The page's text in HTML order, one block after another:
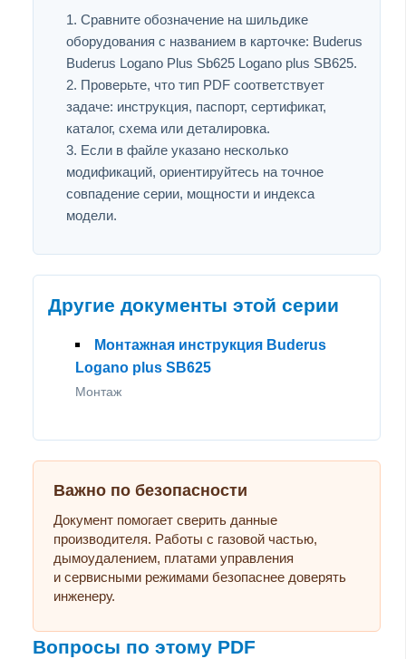
Сравните обозначение на шильдике
оборудования с названием в карточке: Buderus
Buderus Logano Plus Sb625 Logano plus SB625.
Проверьте, что тип PDF соответствует
задаче: инструкция, паспорт, сертификат,
каталог, схема или деталировка.
Если в файле указано несколько
модификаций, ориентируйтесь на точное
совпадение серии, мощности и индекса
модели.
Другие документы этой серии
Монтажная инструкция Buderus
Logano plus SB625
Монтаж
Важно по безопасности
Документ помогает сверить данные
производителя. Работы с газовой частью,
дымоудалением, платами управления
и сервисными режимами безопаснее доверять
инженеру.
Вопросы по этому PDF